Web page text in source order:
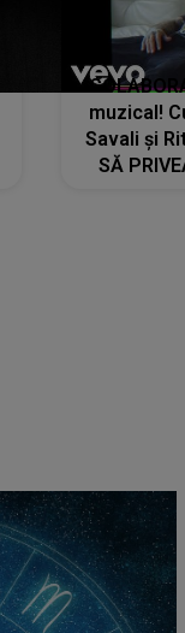
muzical!
Savali și
SĂ